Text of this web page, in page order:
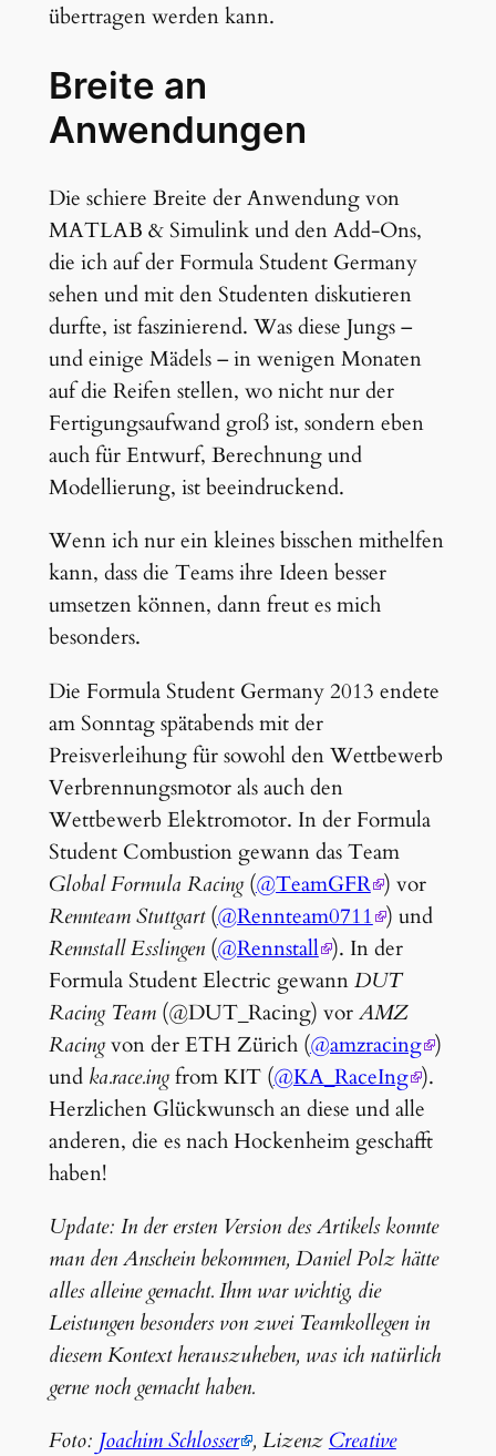
übertragen werden kann.
Breite an
Anwendungen
Die schiere Breite der Anwendung von
MATLAB & Simulink und den Add-Ons,
die ich auf der Formula Student Germany
sehen und mit den Studenten diskutieren
durfte, ist faszinierend. Was diese Jungs –
und einige Mädels – in wenigen Monaten
auf die Reifen stellen, wo nicht nur der
Fertigungsaufwand groß ist, sondern eben
auch für Entwurf, Berechnung und
Modellierung, ist beeindruckend.
Wenn ich nur ein kleines bisschen mithelfen
kann, dass die Teams ihre Ideen besser
umsetzen können, dann freut es mich
besonders.
Die Formula Student Germany 2013 endete
am Sonntag spätabends mit der
Preisverleihung für sowohl den Wettbewerb
Verbrennungsmotor als auch den
Wettbewerb Elektromotor. In der Formula
Student Combustion gewann das Team
Global Formula Racing(@TeamGFR ) vor
Rennteam Stuttgart(@Rennteam0711 ) und
Rennstall Esslingen(@Rennstall ). In der
Formula Student Electric gewannDUT
Racing Team(@DUT_Racing) vorAMZ
Racingvon der ETH Zürich (@amzracing )
und ka.race.ingfrom KIT (@KA_RaceIng ).
Herzlichen Glückwunsch an diese und alle
anderen, die es nach Hockenheim geschafft
haben!
Update: In der ersten Version des Artikels konnte
man den Anschein bekommen, Daniel Polz hätte
alles alleine gemacht. Ihm war wichtig, die
Leistungen besonders von zwei Teamkollegen in
diesem Kontext herauszuheben, was ich natürlich
gerne noch gemacht haben.
Foto: Joachim Schlosser , Lizenz Creative